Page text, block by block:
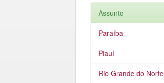
Assunto
Paraíba
Piauí
Rio Grande do Norte